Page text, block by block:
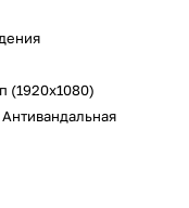
(1920x1080)